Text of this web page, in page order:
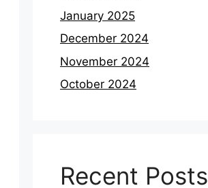
January 2025
December 2024
November 2024
October 2024
Recent Posts